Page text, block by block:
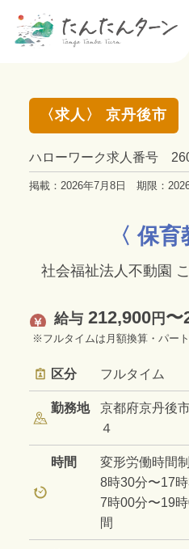
〈求人〉 京丹後市
ハローワーク求人番号
掲載：2026年7月8日 期限：
〈 保育
社会福祉法人不動園
給与 212,900 円 〜
※フルタイムは月額換算・パー
区分 フルタイム
勤務地
京都府京丹後
４
時間
変形労働時間制
8時30分〜17
7時00分〜19
間